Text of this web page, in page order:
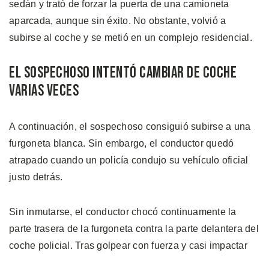
sedán y trató de forzar la puerta de una camioneta
aparcada, aunque sin éxito. No obstante, volvió a
subirse al coche y se metió en un complejo residencial.
El Sospechoso Intentó Cambiar de Coche
Varias Veces
A continuación, el sospechoso consiguió subirse a una
furgoneta blanca. Sin embargo, el conductor quedó
atrapado cuando un policía condujo su vehículo oficial
justo detrás.
Sin inmutarse, el conductor chocó continuamente la
parte trasera de la furgoneta contra la parte delantera del
coche policial. Tras golpear con fuerza y casi impactar